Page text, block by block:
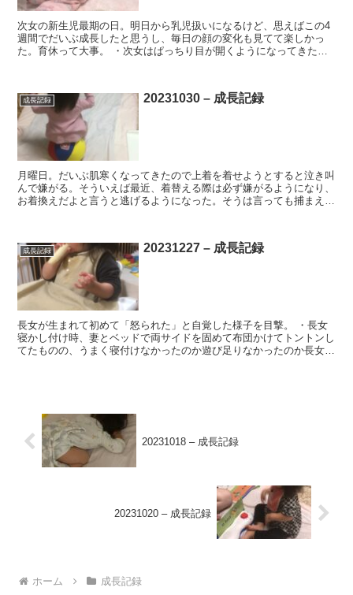
次女の新生児最期の日。明日から乳児扱いになるけど、思えばこの4
週間でだいぶ成長したと思うし、毎日の顔の変化も見てて楽しかっ
た。育休って大事。 ・次女はぱっちり目が開くようになってきた。
成長記録 20231030 – 成長記録
月曜日。だいぶ肌寒くなってきたので上着を着せようとすると泣き叫
んで嫌がる。そういえば最近、着替える際は必ず嫌がるようになり、
お着換えだよと言うと逃げるようになった。そうは言っても捕まえる
成長記録 20231227 – 成長記録
長女が生まれて初めて「怒られた」と自覚した様子を目撃。 ・長女
寝かし付け時、妻とベッドで両サイドを固めて布団かけてトントンし
てたものの、うまく寝付けなかったのか遊び足りなかったのか長女が
20231018 – 成長記録
20231020 – 成長記録
ホーム 成長記録